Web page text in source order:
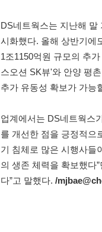
DS네트웍스는 지난해 말
시화했다. 올해 상반기에
1조1150억원 규모의 추
스오션 SK뷰'와 안양 평
추가 유동성 확보가 가능
업계에서는 DS네트웍스
를 개선한 점을 긍정적으
기 침체로 많은 시행사들
의 생존 체력을 확보했다
다”고 말했다. /